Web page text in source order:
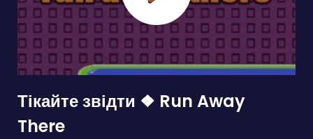
Тікайте звідти ❖ Run Away
There